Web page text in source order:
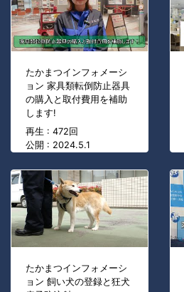
たかまつインフォメーシ
ョン 家具類転倒防止器具
の購入と取付費用を補助
します!
再生 : 472回
公開 : 2024.5.1
たかまつインフォメーシ
ョン 飼い犬の登録と狂犬